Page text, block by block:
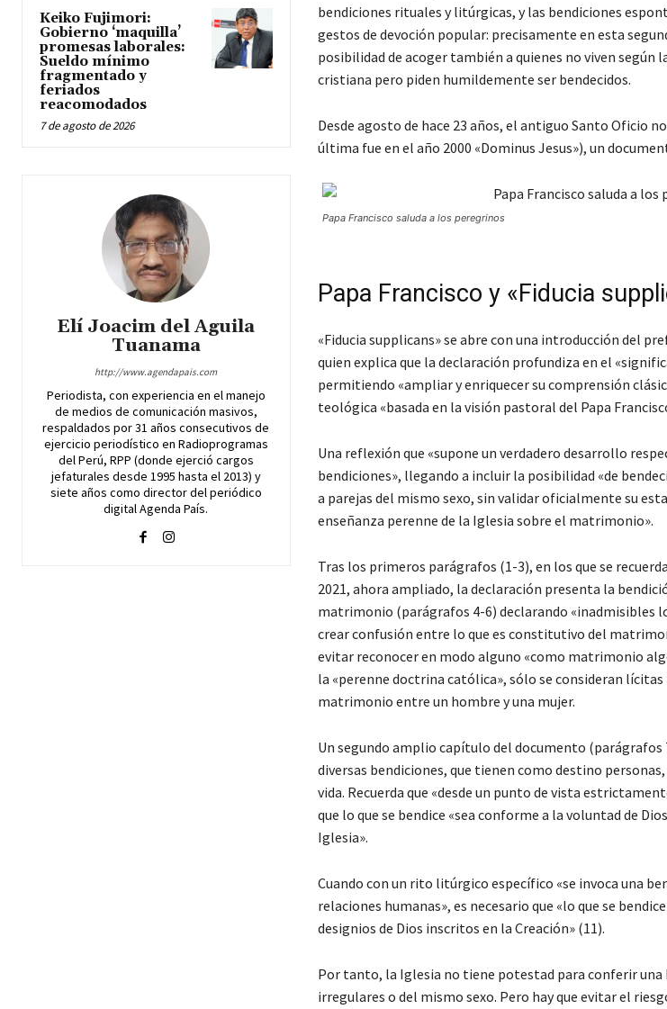
Keiko Fujimori:
Gobierno ‘maquilla’
promesas laborales:
Sueldo mínimo
fragmentado y
feriados
reacomodados
7 de agosto de 2026
Elí Joacim del Aguila
Tuanama
http://www.agendapais.com
Periodista, con experiencia en el manejo
de medios de comunicación masivos,
respaldados por 31 años consecutivos de
ejercicio periodístico en Radioprogramas
del Perú, RPP (donde ejerció cargos
jefaturales desde 1995 hasta el 2013) y
siete años como director del periódico
digital Agenda País.
bendiciones rituales y litúrgicas, y las bendiciones
gestos de devoción popular: precisamente en esta
posibilidad de acoger también a quienes no viven según
cristiana pero piden humildemente ser bendecidos.
Desde agosto de hace 23 años, el antiguo Santo Oficio
última fue en el año 2000 «Dominus Jesus»), un
Papa Francisco saluda a los peregrinos
Papa Francisco y «Fiducia
«Fiducia supplicans» se abre con una introducción del
quien explica que la declaración profundiza en el
permitiendo «ampliar y enriquecer su comprensión
teológica «basada en la visión pastoral del Papa
Una reflexión que «supone un verdadero desarrollo
bendiciones», llegando a incluir la posibilidad «de
a parejas del mismo sexo, sin validar oficialmente su
enseñanza perenne de la Iglesia sobre el matrimonio».
Tras los primeros parágrafos (1-3), en los que se
2021, ahora ampliado, la declaración presenta la
matrimonio (parágrafos 4-6) declarando «inadmisibles
crear confusión entre lo que es constitutivo del
evitar reconocer en modo alguno «como matrimonio
la «perenne doctrina católica», sólo se consideran
matrimonio entre un hombre y una mujer.
Un segundo amplio capítulo del documento (parágrafos
diversas bendiciones, que tienen como destino
vida. Recuerda que «desde un punto de vista
que lo que se bendice «sea conforme a la voluntad de
Iglesia».
Cuando con un rito litúrgico específico «se invoca una
relaciones humanas», es necesario que «lo que se
designios de Dios inscritos en la Creación» (11).
Por tanto, la Iglesia no tiene potestad para conferir una
irregulares o del mismo sexo. Pero hay que evitar el